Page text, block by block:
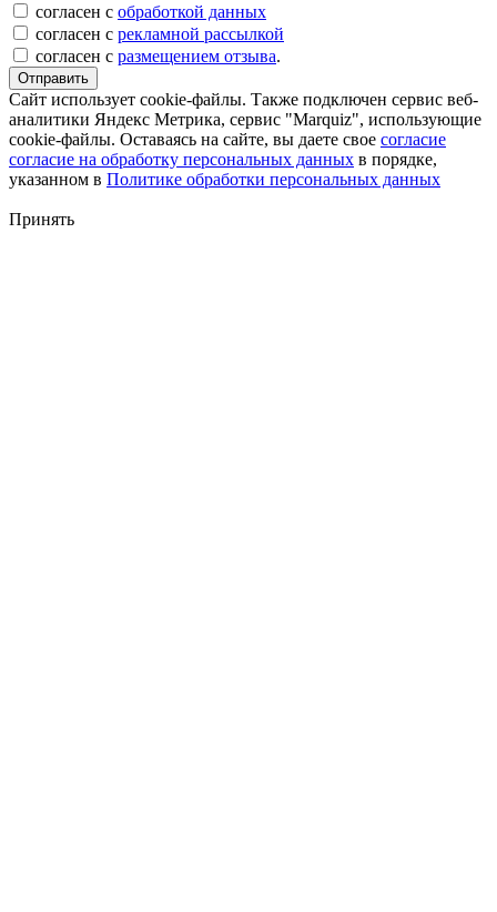
согласен с обработкой данных
согласен с рекламной рассылкой
согласен с размещением отзыва.
Отправить
Сайт использует cookie-файлы. Также подключен сервис веб-
аналитики Яндекс Метрика, сервис "Marquiz", использующие
cookie-файлы. Оставаясь на сайте, вы даете свое согласие
согласие на обработку персональных данных в порядке,
указанном в Политике обработки персональных данных
Принять